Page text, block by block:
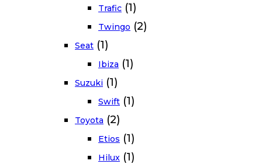
Trafic (1)
Twingo (2)
Seat (1)
Ibiza (1)
Suzuki (1)
Swift (1)
Toyota (2)
Etios (1)
Hilux (1)